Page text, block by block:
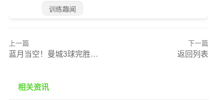
训练趣闻
上一篇
蓝月当空！曼城3球完胜水晶宫 数据碾压彰显统治力
下一篇
返回列表
相关资讯